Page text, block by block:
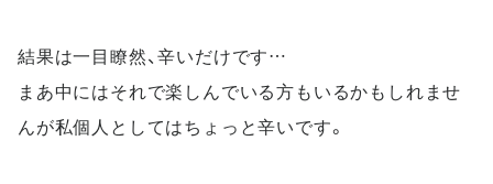
結果は一目瞭然、辛いだけです…
まあ中にはそれで楽しんでいる方もいるかもしれませ
んが私個人としてはちょっと辛いです。